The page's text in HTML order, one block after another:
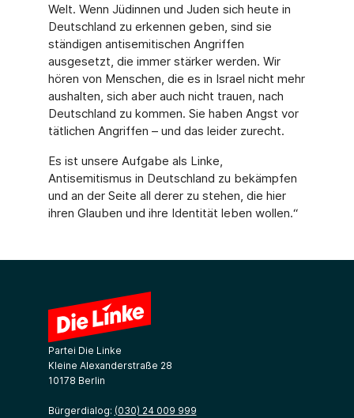
Welt. Wenn Jüdinnen und Juden sich heute in
Deutschland zu erkennen geben, sind sie
ständigen antisemitischen Angriffen
ausgesetzt, die immer stärker werden. Wir
hören von Menschen, die es in Israel nicht mehr
aushalten, sich aber auch nicht trauen, nach
Deutschland zu kommen. Sie haben Angst vor
tätlichen Angriffen – und das leider zurecht.
Es ist unsere Aufgabe als Linke,
Antisemitismus in Deutschland zu bekämpfen
und an der Seite all derer zu stehen, die hier
ihren Glauben und ihre Identität leben wollen.“
Partei Die Linke
Kleine Alexanderstraße 28
10178 Berlin
Bürgerdialog: (030) 24 009 999